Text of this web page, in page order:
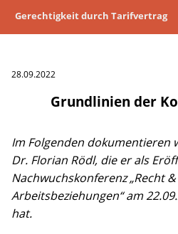
Gerechtigkeit durch Tarifvertrag
28.09.2022
Grundlinien der
Im Folgenden dokumentieren
Dr. Florian Rödl, die er als
Nachwuchskonferenz „Recht
Arbeitsbeziehungen“ am
hat.